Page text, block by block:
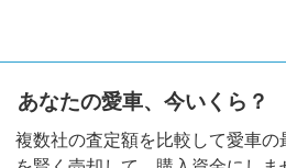
あなたの愛車、今いくら？
複数社の査定額を比較して愛車